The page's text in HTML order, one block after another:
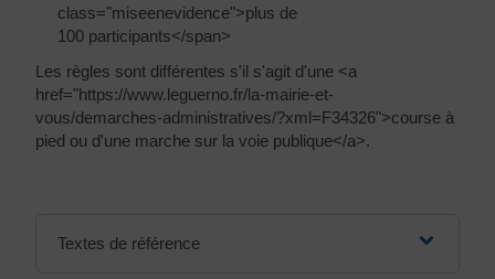
class="miseenevidence">plus de
100 participants</span>
Les règles sont différentes s'il s'agit d'une <a
href="https://www.leguerno.fr/la-mairie-et-
vous/demarches-administratives/?xml=F34326">course à
pied ou d'une marche sur la voie publique</a>.
Textes de référence